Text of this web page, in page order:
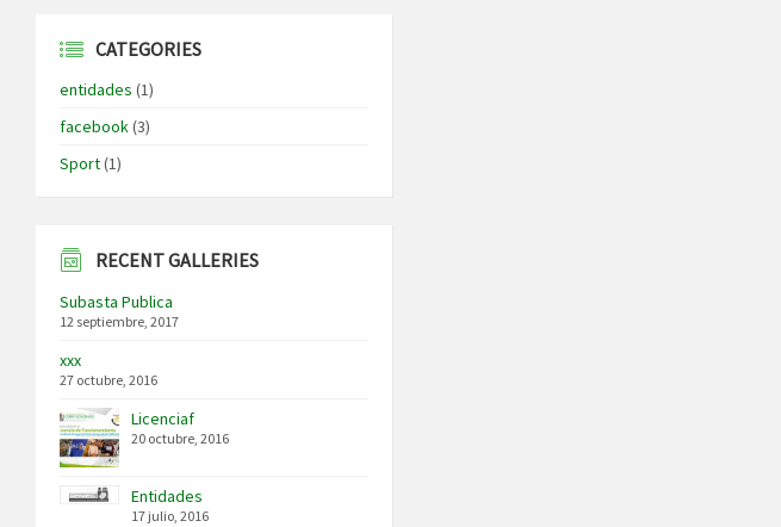
CATEGORIES
entidades (1)
facebook(3)
Sport(1)
RECENT GALLERIES
Subasta Publica
12 septiembre, 2017
xxx
27 octubre, 2016
Licenciaf
20 octubre, 2016
Entidades
17 julio, 2016